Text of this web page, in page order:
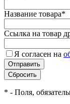
Название товара*
Ссылка на товар
Я согласен на
* - Поля,